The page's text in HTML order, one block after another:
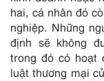
hai, cá nhân đó
nghiệp. Những
định sẽ không
trong đó có hoạt
luật thương mại